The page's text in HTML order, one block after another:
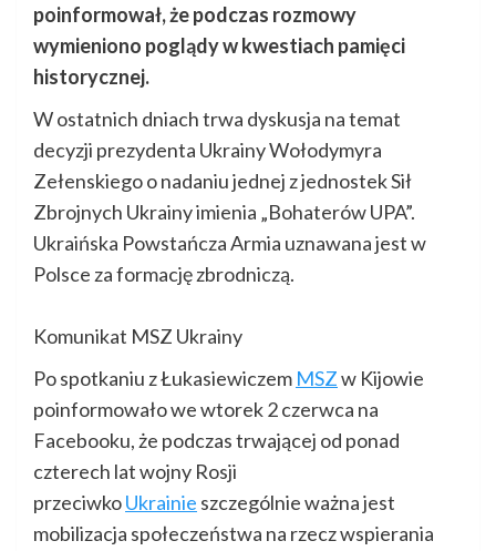
poinformował, że podczas rozmowy
wymieniono poglądy w kwestiach pamięci
historycznej.
W ostatnich dniach trwa dyskusja na temat
decyzji prezydenta Ukrainy Wołodymyra
Zełenskiego o nadaniu jednej z jednostek Sił
Zbrojnych Ukrainy imienia „Bohaterów UPA”.
Ukraińska Powstańcza Armia uznawana jest w
Polsce za formację zbrodniczą.
Komunikat MSZ Ukrainy
Po spotkaniu z Łukasiewiczem MSZw Kijowie
poinformowało we wtorek 2 czerwca na
Facebooku, że podczas trwającej od ponad
czterech lat wojny Rosji
przeciwkoUkrainie szczególnie ważna jest
mobilizacja społeczeństwa na rzecz wspierania